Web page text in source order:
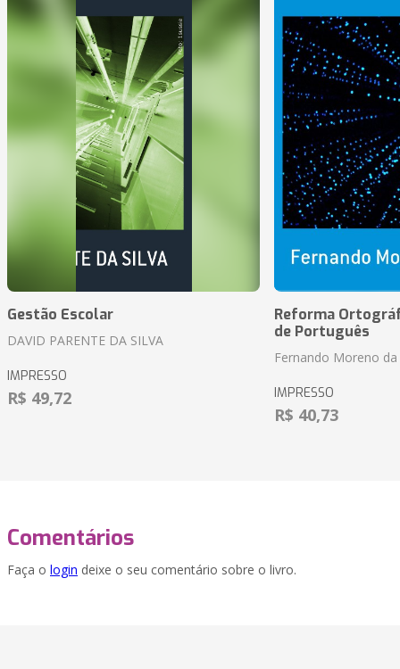
Gestão Escolar
DAVID PARENTE DA SILVA
IMPRESSO
R$ 49,72
Reforma
de Português
Fernando Moreno da
IMPRESSO
R$ 40,73
Comentários
Faça o login deixe o seu comentário sobre o livro.